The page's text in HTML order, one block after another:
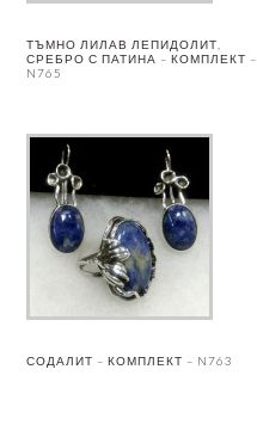
ТЪМНО ЛИЛАВ ЛЕПИДОЛИТ,
СРЕБРО С ПАТИНА – КОМПЛЕКТ –
N765
СОДАЛИТ – КОМПЛЕКТ – N763